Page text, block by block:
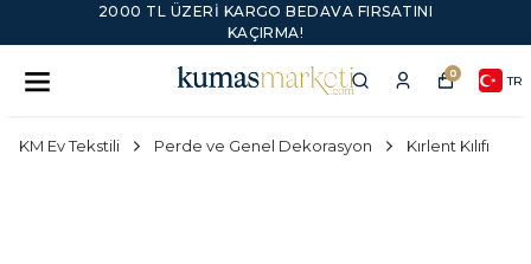
2000 TL ÜZERI KARGO BEDAVA FIRSATINI
KAÇIRMA!
0 TR
KM Ev Tekstili Perde ve Genel Dekorasyon Kırlent Kılıfı